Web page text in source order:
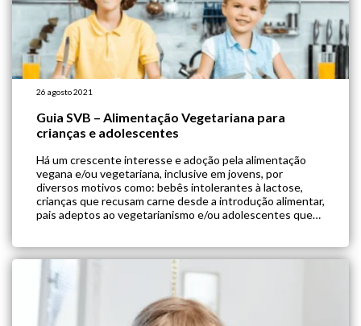
26 agosto 2021
Guia SVB – Alimentação Vegetariana para
crianças e adolescentes
Há um crescente interesse e adoção pela alimentação
vegana e/ou vegetariana, inclusive em jovens, por
diversos motivos como: bebês intolerantes à lactose,
crianças que recusam carne desde a introdução alimentar,
pais adeptos ao vegetarianismo e/ou adolescentes que
guia para família sobre […]